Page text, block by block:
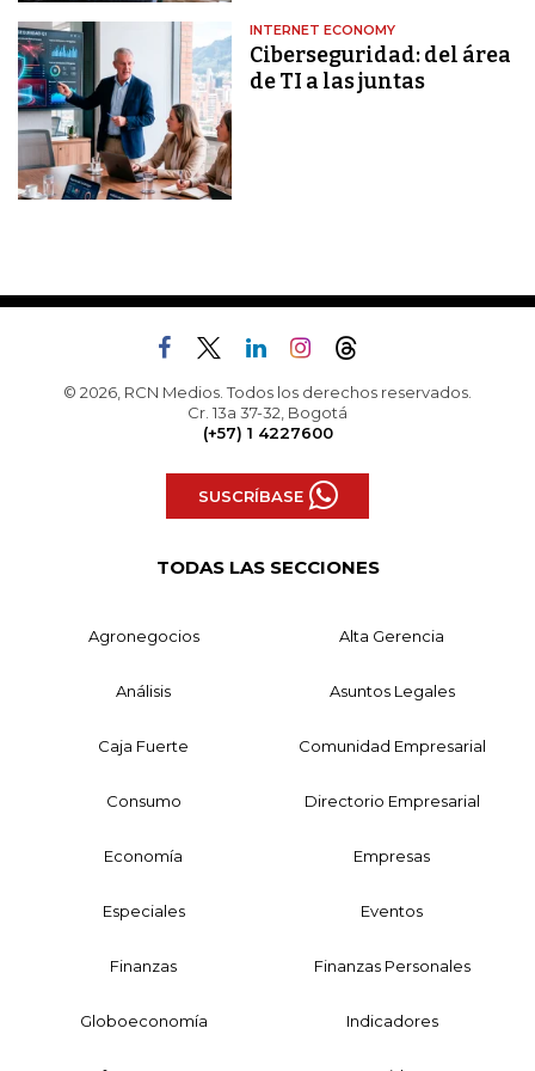
INTERNET ECONOMY
Ciberseguridad: del área
de TI a las juntas
© 2026, RCN Medios. Todos los derechos reservados.
Cr. 13a 37-32, Bogotá
(+57) 1 4227600
SUSCRÍBASE
TODAS LAS SECCIONES
Agronegocios Alta Gerencia
Análisis Asuntos Legales
Caja Fuerte Comunidad Empresarial
Consumo Directorio Empresarial
Economía Empresas
Especiales Eventos
Finanzas Finanzas Personales
Globoeconomía Indicadores